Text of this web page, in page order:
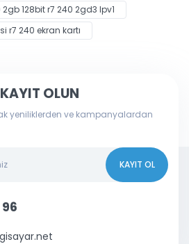
128bit r7 240 2gd3 lpv1
r7 240 ekran kartı
OLUN
yeniliklerden ve kampanyalardan
KAYIT OL